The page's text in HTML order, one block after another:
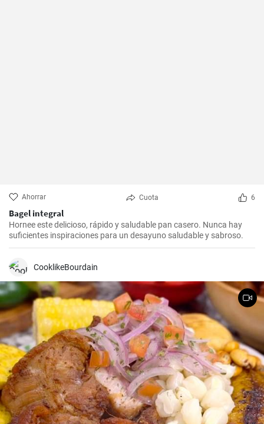
Ahorrar Cuota 6
Bagel integral
Hornee este delicioso, rápido y saludable pan casero. Nunca hay
suficientes inspiraciones para un desayuno saludable y sabroso.
CooklikeBourdain